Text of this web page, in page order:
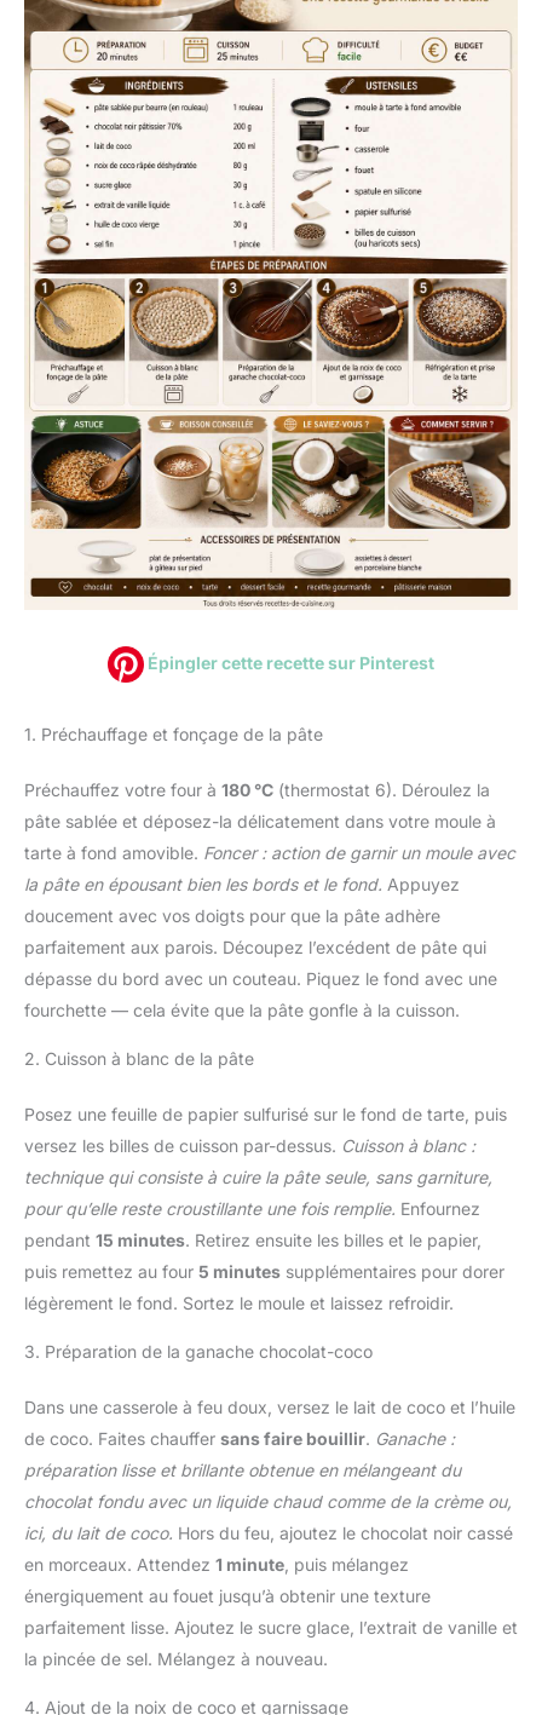
Épingler cette recette sur Pinterest
1. Préchauffage et fonçage de la pâte
Préchauffez votre four à 180 °C (thermostat 6). Déroulez la
pâte sablée et déposez-la délicatement dans votre moule à
tarte à fond amovible. Foncer : action de garnir un moule avec
la pâte en épousant bien les bords et le fond. Appuyez
doucement avec vos doigts pour que la pâte adhère
parfaitement aux parois. Découpez l’excédent de pâte qui
dépasse du bord avec un couteau. Piquez le fond avec une
fourchette — cela évite que la pâte gonfle à la cuisson.
2. Cuisson à blanc de la pâte
Posez une feuille de papier sulfurisé sur le fond de tarte, puis
versez les billes de cuisson par-dessus. Cuisson à blanc :
technique qui consiste à cuire la pâte seule, sans garniture,
pour qu’elle reste croustillante une fois remplie. Enfournez
pendant 15 minutes. Retirez ensuite les billes et le papier,
puis remettez au four 5 minutes supplémentaires pour dorer
légèrement le fond. Sortez le moule et laissez refroidir.
3. Préparation de la ganache chocolat-coco
Dans une casserole à feu doux, versez le lait de coco et l’huile
de coco. Faites chauffer sans faire bouillir. Ganache :
préparation lisse et brillante obtenue en mélangeant du
chocolat fondu avec un liquide chaud comme de la crème ou,
ici, du lait de coco. Hors du feu, ajoutez le chocolat noir cassé
en morceaux. Attendez 1 minute , puis mélangez
énergiquement au fouet jusqu’à obtenir une texture
parfaitement lisse. Ajoutez le sucre glace, l’extrait de vanille et
la pincée de sel. Mélangez à nouveau.
4. Ajout de la noix de coco et garnissage